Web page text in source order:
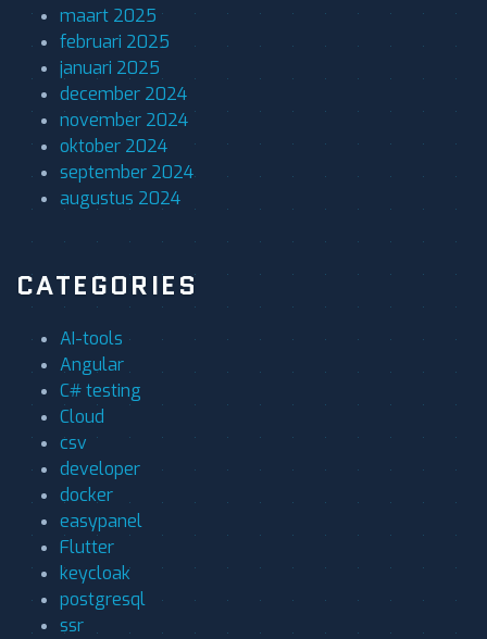
maart 2025
februari 2025
januari 2025
december 2024
november 2024
oktober 2024
september 2024
augustus 2024
CATEGORIES
AI-tools
Angular
C# testing
Cloud
csv
developer
docker
easypanel
Flutter
keycloak
postgresql
ssr